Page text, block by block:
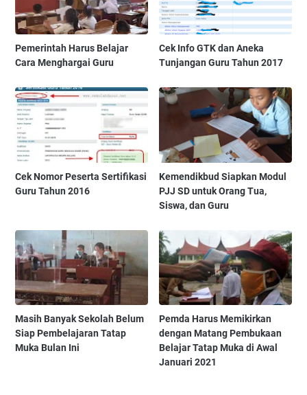
Pemerintah Harus Belajar
Cara Menghargai Guru
Cek Info GTK dan Aneka
Tunjangan Guru Tahun 2017
Cek Nomor Peserta Sertifikasi
Guru Tahun 2016
Kemendikbud Siapkan Modul
PJJ SD untuk Orang Tua,
Siswa, dan Guru
Masih Banyak Sekolah Belum
Siap Pembelajaran Tatap
Muka Bulan Ini
Pemda Harus Memikirkan
dengan Matang Pembukaan
Belajar Tatap Muka di Awal
Januari 2021